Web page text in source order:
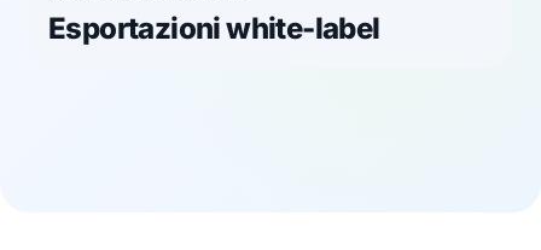
Esportazioni white-label